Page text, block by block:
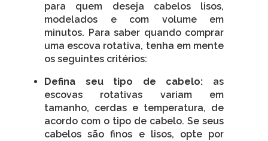
para quem deseja cabelos lisos,
modelados e com volume em
minutos. Para saber quando comprar
uma escova rotativa, tenha em mente
os seguintes critérios:
Defina seu tipo de cabelo: as
escovas rotativas variam em
tamanho, cerdas e temperatura, de
acordo com o tipo de cabelo. Se seus
cabelos são finos e lisos, opte por